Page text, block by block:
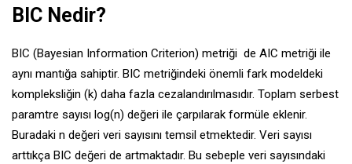
BIC Nedir?
BIC (Bayesian Information Criterion) metriği de AIC metriği ile
aynı mantığa sahiptir. BIC metriğindeki önemli fark modeldeki
kompleksliğin (k) daha fazla cezalandırılmasıdır. Toplam serbest
paramtre sayısı log(n) değeri ile çarpılarak formüle eklenir.
Buradaki n değeri veri sayısını temsil etmektedir. Veri sayısı
arttıkça BIC değeri de artmaktadır. Bu sebeple veri sayısındaki